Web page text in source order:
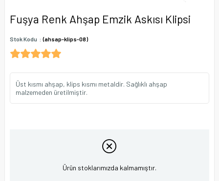
Fuşya Renk Ahşap Emzik Askısı Klipsi
Stok Kodu (ahsap-klips-08)
Üst kısmı ahşap, klips kısmı metaldir. Sağlıklı ahşap
malzemeden üretilmiştir.
Ürün stoklarımızda kalmamıştır.